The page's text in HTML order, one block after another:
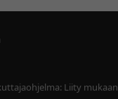
Liity